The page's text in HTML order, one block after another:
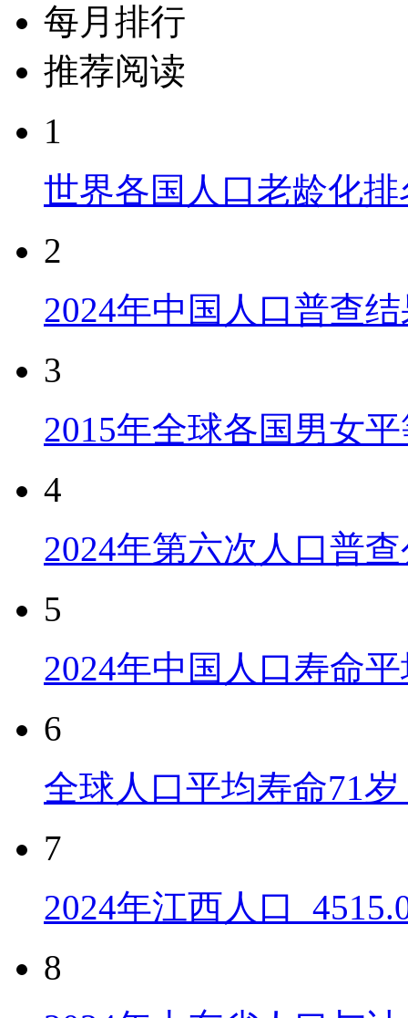
每月排行
推荐阅读
1
世界各国人口老龄化
2
2024年中国人口普查
3
2015年全球各国男女
4
2024年第六次人口普
5
2024年中国人口寿命
6
全球人口平均寿命71
7
2024年江西人口
8